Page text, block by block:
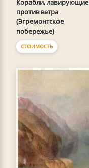
Корабли, лавирующие
против ветра
(Эгремонтское
побережье)
СТОИМОСТЬ